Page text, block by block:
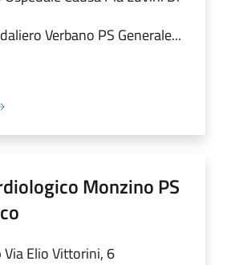
Verbano PS Generale...
Monzino PS
Via Elio Vittorini, 6